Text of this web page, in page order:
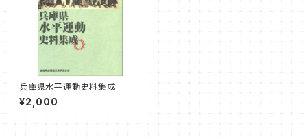
兵庫県水平運動史料集成
¥2,000